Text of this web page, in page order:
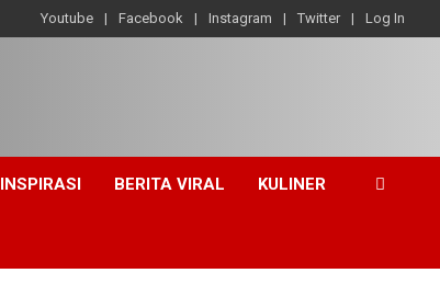
Youtube Facebook Instagram Twitter Log In
INSPIRASI BERITA VIRAL KULINER